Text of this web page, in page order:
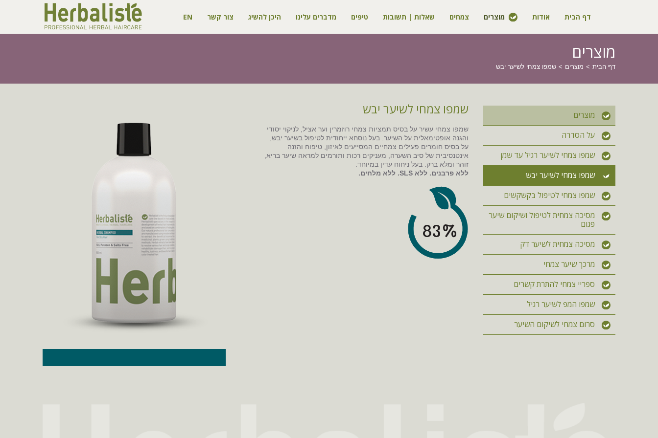
דף הבית אודות מוצרים צמחים שאלות | תשובות טיפים מדברים עלינו היכן להשיג צור קשר EN
מוצרים
דף הבית מוצרים שמפו צמחי לשיער יבש
שמפו צמחי לשיער יבש
שמפו צמחי עשיר על בסיס תמציות צמחי רוזמרין וער אציל, לניקוי יסודי
והגנה אופטימאלית על השיער. בעל נוסחא ייחודית לטיפול בשיער יבש,
על בסיס חומרים פעילים צמחיים המסייעים לאיזון, טיפוח והזנה
אינטנסיבית של סיב השערה, מעניקים רכות ותורמים למראה שיער בריא,
זוהר ומלא ברק. בעל ניחוח עדין במיוחד.
ללא פרבנים. ללא SLS. ללא מלחים.
מוצרים
על הסדרה
שמפו צמחי לשיער רגיל עד שמן
שמפו צמחי לשיער יבש
שמפו צמחי לטיפול בקשקשים
מסיכה צמחית לטיפול ושיקום שיער
פגום
מסיכה צמחית לשיער דק
מרכך שיער צמחי
ספריי צמחי להתרת קשרים
שמפו המפ לשיער רגיל
סרום צמחי לשיקום השיער